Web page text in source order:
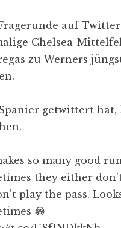
auf
Chelsea-
zu Werners
getwittert hat,
so many good
they either
play the pass.
😂